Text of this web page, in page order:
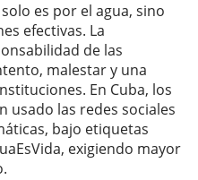
es por el agua, sino
efectivas. La
de las
malestar y una
En Cuba, los
usado las redes sociales
bajo etiquetas
exigiendo mayor